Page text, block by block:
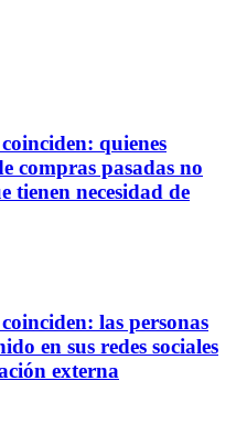
quienes
compras pasadas no
tienen necesidad de
las personas
en sus redes sociales
externa